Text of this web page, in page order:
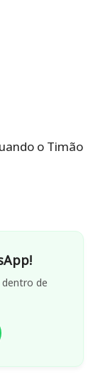
o Timão
de